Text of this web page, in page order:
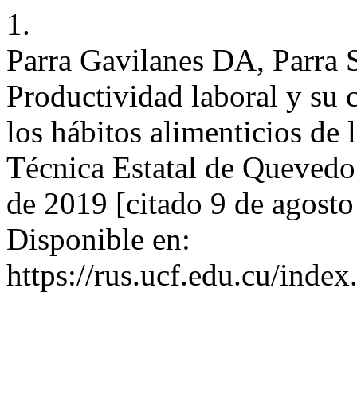
1.
Parra Gavilanes DA, Parra
Productividad laboral y su
los hábitos alimenticios de
Técnica Estatal de
de 2019 [citado 9 de
Disponible en:
https://rus.ucf.edu.cu/